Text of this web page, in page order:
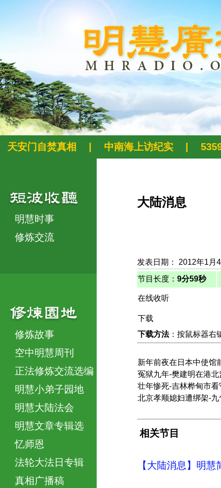
天安门自焚真相 中南海上访纪实
明慧时事
修炼交流
修炼故事
空中明慧周刊
正法修炼交流选编
明慧小弟子园地
明慧大陆法会
明慧文章专辑选
忆师恩
法轮大法日专辑
真相广播稿
大陆消息
发表日期： 2012年1月
节目长度： 9分59秒
在线收听
下载
下载方法：按鼠标器右
新年前夜在日本中使馆
冤狱九年-樊建明在港
壮年惨死-吉林桦甸市看
北京孝顺媳妇遭绑架-
相关节目
【大陆消息】明